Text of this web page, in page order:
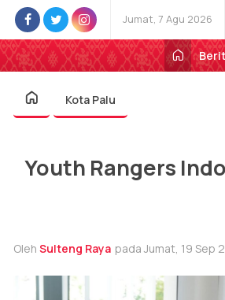
Jumat, 7 Agu 2026
Kota Palu
Youth Rangers
Oleh Sulteng Raya pada Jumat, 19 Sep